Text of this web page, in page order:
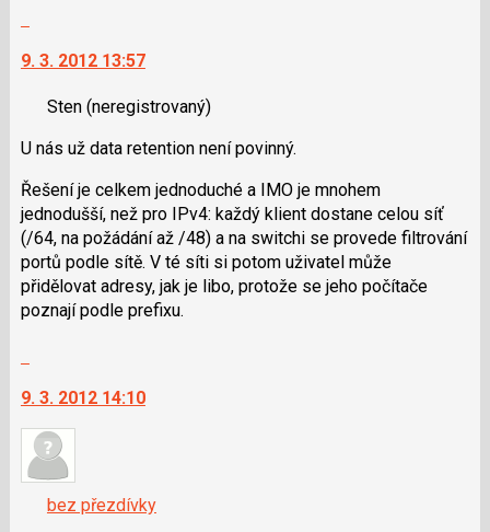
N
následující
P
pro
předchozí
nový
názor
další
názor.
navigaci
lze
použít
i
klávesy
N
pro
pro
předchozí
nový
názor
9. 3. 2012 13:57
Sten (neregistrovaný)
U nás už data retention není povinný.
Řešení je celkem jednoduché a IMO je mnohem
jednodušší, než pro IPv4: každý klient dostane celou síť
(/64, na požádání až /48) a na switchi se provede filtrování
portů podle sítě. V té síti si potom uživatel může
přidělovat adresy, jak je libo, protože se jeho počítače
poznají podle prefixu.
další
nový
názor.
navigaci
lze
9. 3. 2012 14:10
bez přezdívky